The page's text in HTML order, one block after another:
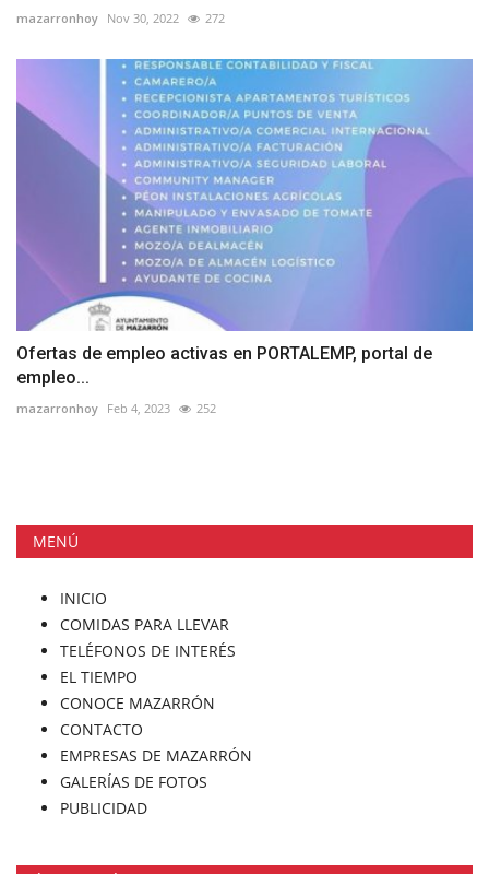
mazarronhoy Nov 30, 2022 272
Ofertas de empleo activas en PORTALEMP, portal de
empleo...
mazarronhoy Feb 4, 2023 252
MENÚ
INICIO
COMIDAS PARA LLEVAR
TELÉFONOS DE INTERÉS
EL TIEMPO
CONOCE MAZARRÓN
CONTACTO
EMPRESAS DE MAZARRÓN
GALERÍAS DE FOTOS
PUBLICIDAD